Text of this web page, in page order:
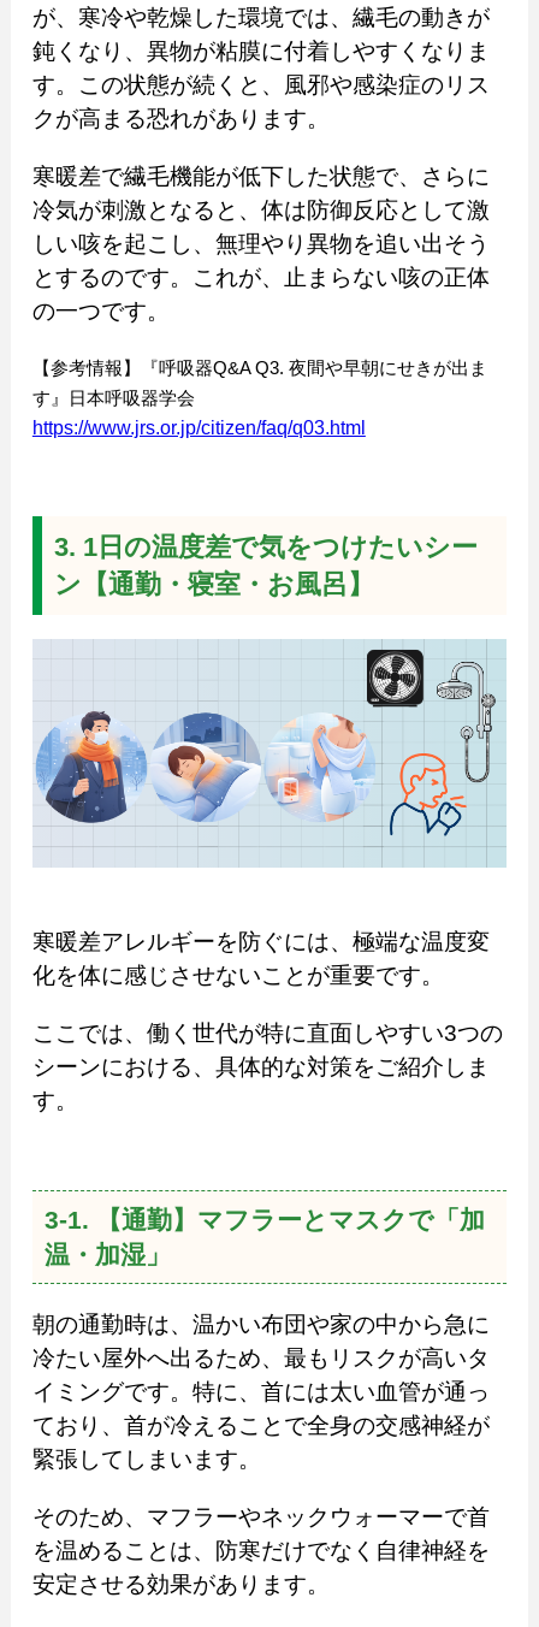
が、寒冷や乾燥した環境では、繊毛の動きが
鈍くなり、異物が粘膜に付着しやすくなりま
す。この状態が続くと、風邪や感染症のリス
クが高まる恐れがあります。
寒暖差で繊毛機能が低下した状態で、さらに
冷気が刺激となると、体は防御反応として激
しい咳を起こし、無理やり異物を追い出そう
とするのです。これが、止まらない咳の正体
の一つです。
【参考情報】『呼吸器Q&A Q3. 夜間や早朝にせきが出ま
す』日本呼吸器学会
https://www.jrs.or.jp/citizen/faq/q03.html
3. 1日の温度差で気をつけたいシー
ン【通勤・寝室・お風呂】
寒暖差アレルギーを防ぐには、極端な温度変
化を体に感じさせないことが重要です。
ここでは、働く世代が特に直面しやすい3つの
シーンにおける、具体的な対策をご紹介しま
す。
3-1. 【通勤】マフラーとマスクで「加
温・加湿」
朝の通勤時は、温かい布団や家の中から急に
冷たい屋外へ出るため、最もリスクが高いタ
イミングです。特に、首には太い血管が通っ
ており、首が冷えることで全身の交感神経が
緊張してしまいます。
そのため、マフラーやネックウォーマーで首
を温めることは、防寒だけでなく自律神経を
安定させる効果があります。